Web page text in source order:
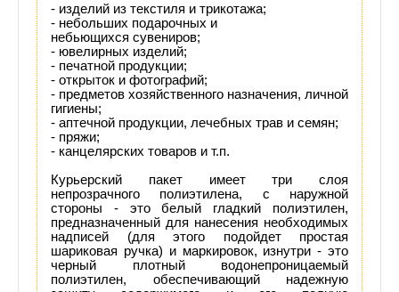
- изделий из текстиля и трикотажа;
- небольших подарочных и
небьющихся сувениров;
- ювелирных изделий;
- печатной продукции;
- открыток и фотографий;
- предметов хозяйственного назначения, личной
гигиены;
- аптечной продукции, лечебных трав и семян;
- пряжи;
- канцелярских товаров и т.п.
Курьерский пакет имеет три слоя
непрозрачного полиэтилена, с наружной
стороны - это белый гладкий полиэтилен,
предназначенный для нанесения необходимых
надписей (для этого подойдет простая
шариковая ручка) и маркировок, изнутри - это
черный плотный водонепроницаемый
полиэтилен, обеспечивающий надежную